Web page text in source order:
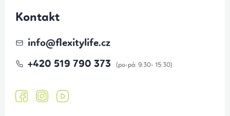
Kontakt
info@flexitylife.cz
+420 519 790 373